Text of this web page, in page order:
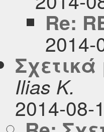
Re:
2014-
Ilias K.
2014-08-